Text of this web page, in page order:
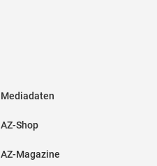
Mediadaten
AZ-Shop
AZ-Magazine